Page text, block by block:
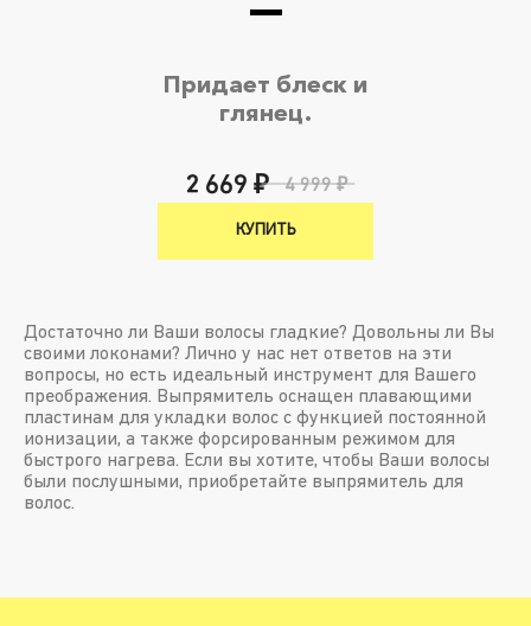
Придает блеск и
глянец.
2 669 ₽ 4 999 ₽
КУПИТЬ
Достаточно ли Ваши волосы гладкие? Довольны ли Вы
своими локонами? Лично у нас нет ответов на эти
вопросы, но есть идеальный инструмент для Вашего
преображения. Выпрямитель оснащен плавающими
пластинам для укладки волос с функцией постоянной
ионизации, а также форсированным режимом для
быстрого нагрева. Если вы хотите, чтобы Ваши волосы
были послушными, приобретайте выпрямитель для
волос.